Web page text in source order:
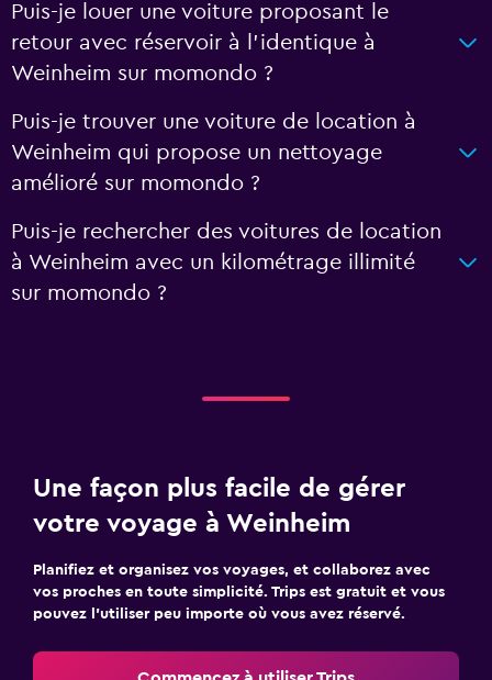
Puis-je louer une voiture proposant le
retour avec réservoir à l’identique à
Weinheim sur momondo ?
Puis-je trouver une voiture de location à
Weinheim qui propose un nettoyage
amélioré sur momondo ?
Puis-je rechercher des voitures de location
à Weinheim avec un kilométrage illimité
sur momondo ?
Une façon plus facile de gérer
votre voyage à Weinheim
Planifiez et organisez vos voyages, et collaborez avec
vos proches en toute simplicité. Trips est gratuit et vous
pouvez l’utiliser peu importe où vous avez réservé.